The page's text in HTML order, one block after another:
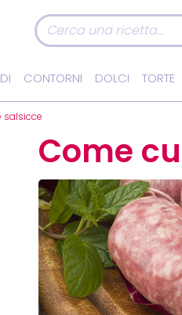
CONTORNI DOLCI TORTE
salsicce
Come